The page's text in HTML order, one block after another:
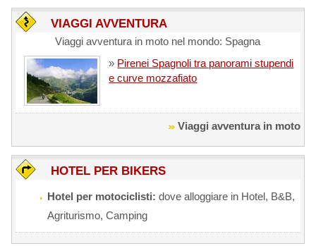
VIAGGI AVVENTURA
Viaggi avventura in moto nel mondo: Spagna
» Pirenei Spagnoli tra panorami stupendi
e curve mozzafiato
Viaggi avventura in moto
HOTEL PER BIKERS
Hotel per motociclisti: dove alloggiare in Hotel, B&B,
Agriturismo, Camping